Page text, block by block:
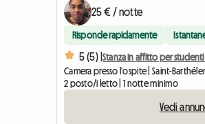
25 € / notte
Risponde rapidamente
5 (5) |Stanza in affitto per
Camera presso l'ospite | Saint-
2 posto/i letto | 1 notte minimo
Vedi